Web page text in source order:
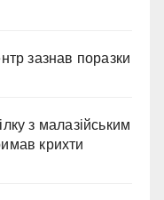
зазнав поразки
з малазійським
крихти